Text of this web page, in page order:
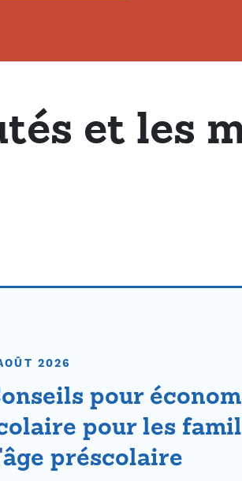
et les
2026
pour
pour les
préscolaire